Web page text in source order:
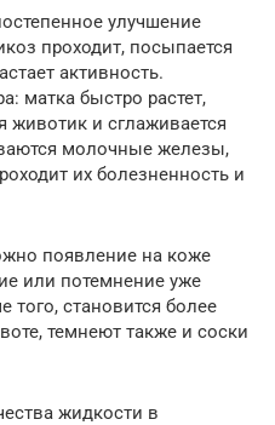
улучшение
проходит, посыпается
активность.
матка быстро растет,
животик и сглаживается
молочные железы,
их болезненность и
появление на коже
или потемнение уже
становится более
темнеют также и соски
жидкости в